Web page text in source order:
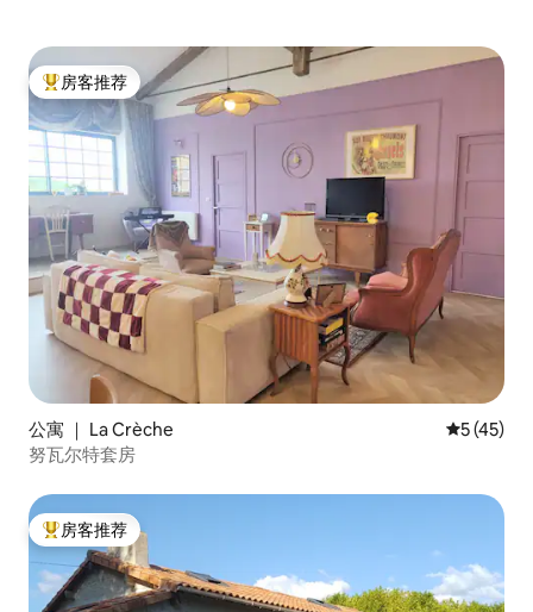
热门「房客推荐」
房客推荐
公寓 ｜ La Crèche 平均评分
5 (45)
努瓦尔特套房
热门「房客推荐」
房客推荐